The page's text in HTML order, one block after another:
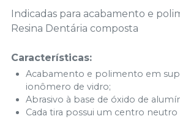
Indicadas para acabamento e
Resina Dentária composta
Características:
Acabamento e polimento em
ionômero de vidro;
Abrasivo à base de óxido de
Cada tira possui um centro